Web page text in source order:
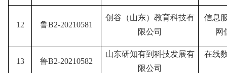
12 鲁B2-20210581
创谷（山东）教育科技有
限公司
信息
网
13 鲁B2-20210582
山东研知有到科技发展有
限公司
在线